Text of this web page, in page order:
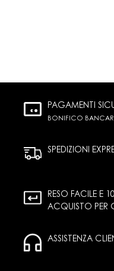
PAGAMENTI
BONIFICO
SPEDIZIONI
RESO FACILE E
ACQUISTO PER
ASSISTENZA